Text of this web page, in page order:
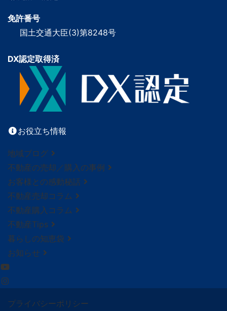
免許番号
国土交通大臣(3)第8248号
DX認定取得済
お役立ち情報
地域ブログ
不動産の売却／購入の事例
お客様との感動秘話
不動産売却コラム
不動産購入コラム
不動産Tips
暮らしの知恵袋
お知らせ
プライバシーポリシー